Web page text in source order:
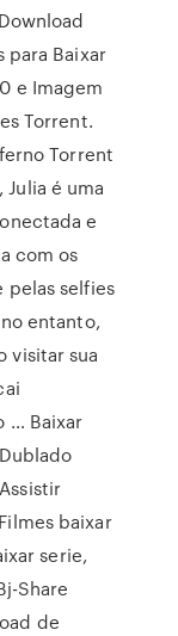
para Baixar
e Imagem
Torrent.
Torrent
é uma
e
com os
pelas selfies
entanto,
visitar sua
… Baixar
baixar
serie,
Share
de